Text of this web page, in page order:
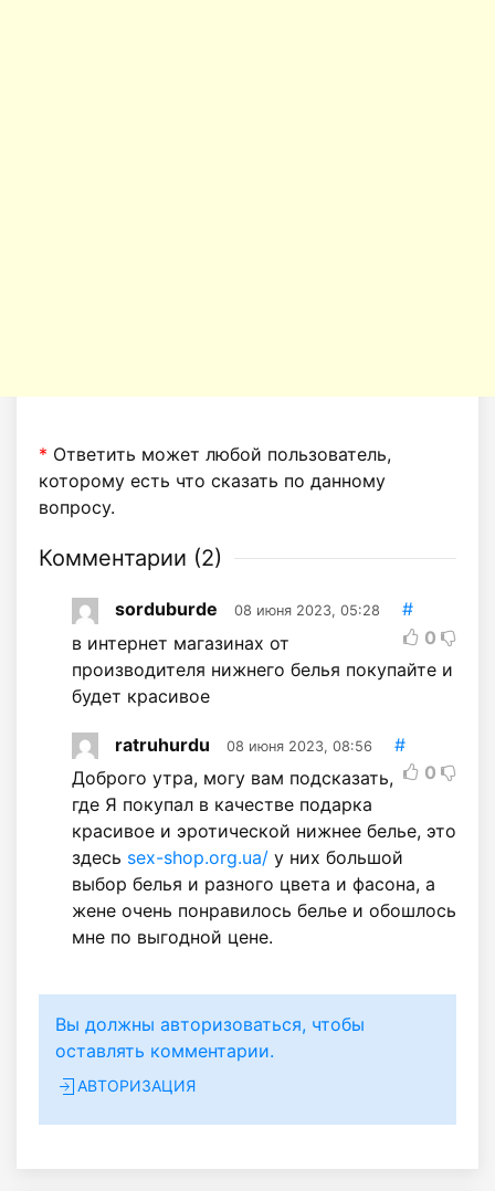
* Ответить может любой пользователь,
которому есть что сказать по данному
вопросу.
Комментарии (2)
sorduburde 08 июня 2023, 05:28
#
0
в интернет магазинах от
производителя нижнего белья покупайте и
будет красивое
ratruhurdu 08 июня 2023, 08:56
#
0
Доброго утра, могу вам подсказать,
где Я покупал в качестве подарка
красивое и эротической нижнее белье, это
здесь sex-shop.org.ua/ у них большой
выбор белья и разного цвета и фасона, а
жене очень понравилось белье и обошлось
мне по выгодной цене.
Вы должны авторизоваться, чтобы
оставлять комментарии.
АВТОРИЗАЦИЯ